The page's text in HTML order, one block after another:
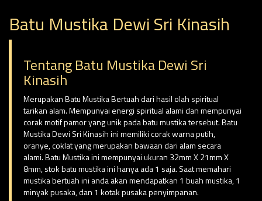
Batu Mustika Dewi Sri Kinasih
Tentang Batu Mustika Dewi Sri
Kinasih
Merupakan Batu Mustika Bertuah dari hasil olah spiritual
tarikan alam. Mempunyai energi spiritual alami dan mempunyai
corak motif pamor yang unik pada batu mustika tersebut. Batu
Mustika Dewi Sri Kinasih ini memiliki corak warna putih,
oranye, coklat yang merupakan bawaan dari alam secara
alami. Batu Mustika ini mempunyai ukuran 32mm X 21mm X
8mm, stok batu mustika ini hanya ada 1 saja. Saat memahari
mustika bertuah ini anda akan mendapatkan 1 buah mustika, 1
minyak pusaka, dan 1 kotak pusaka penyimpanan.